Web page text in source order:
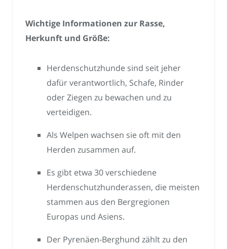
Wichtige Informationen zur Rasse,
Herkunft und Größe:
Herdenschutzhunde sind seit jeher
dafür verantwortlich, Schafe, Rinder
oder Ziegen zu bewachen und zu
verteidigen.
Als Welpen wachsen sie oft mit den
Herden zusammen auf.
Es gibt etwa 30 verschiedene
Herdenschutzhunderassen, die meisten
stammen aus den Bergregionen
Europas und Asiens.
Der Pyrenäen-Berghund zählt zu den